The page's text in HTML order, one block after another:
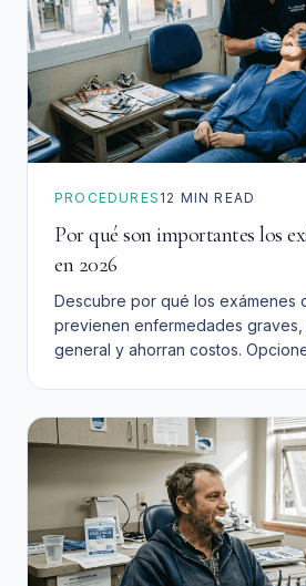
PROCEDURES 12 MIN READ
Por qué son importantes los
en 2026
Descubre por qué los exámenes
previenen enfermedades
general y ahorran costos.